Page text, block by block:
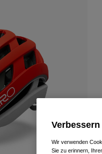
Wir verwenden
Sie zu erinnern,